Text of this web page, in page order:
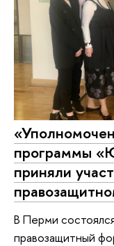
программы
приняли
В Перми
правозащитный